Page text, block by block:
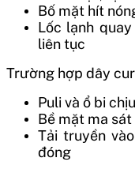
Bố mặt hít
Lốc lạnh
liên tục
Trường hợp dây
Puli và ổ bi
Bề mặt ma
Tải truyền
đóng